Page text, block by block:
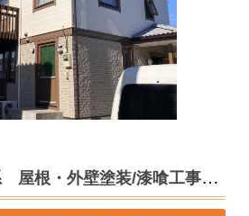
加須市 クリーム系 屋根・外壁塗装/漆喰工事 N様邸